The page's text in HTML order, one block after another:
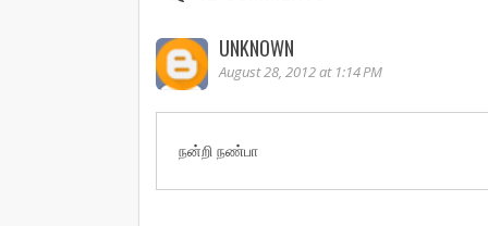
UNKNOWN
August 28, 2012 at 1:14 PM
நன்றி நண்பா